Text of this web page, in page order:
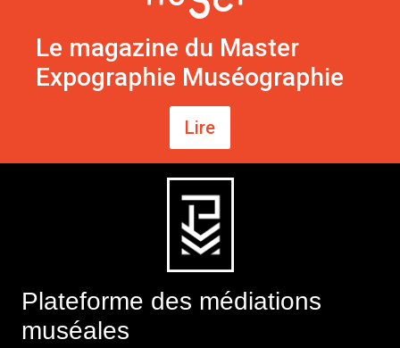
Le magazine du Master
Expographie Muséographie
Lire
Plateforme des médiations
muséales